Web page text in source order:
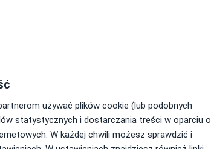
im.
i
i
używać plików cookie (lub podobnych
statystycznych i dostarczania treści w oparciu o
W każdej chwili możesz sprawdzić i